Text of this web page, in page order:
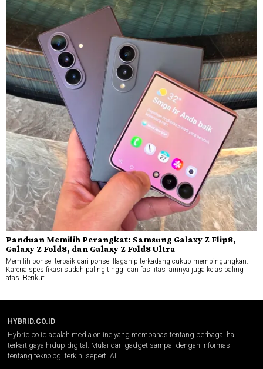
Panduan Memilih Perangkat: Samsung Galaxy Z Flip8,
Galaxy Z Fold8, dan Galaxy Z Fold8 Ultra
Memilih ponsel terbaik dari ponsel flagship terkadang cukup membingungkan.
Karena spesifikasi sudah paling tinggi dan fasilitas lainnya juga kelas paling
atas. Berikut
HYBRID.CO.ID
Hybrid.co.id adalah media online yang membahas tentang berbagai hal
terkait gaya hidup digital. Mulai dari gadget sampai dengan informasi
tentang teknologi terkini seperti AI.